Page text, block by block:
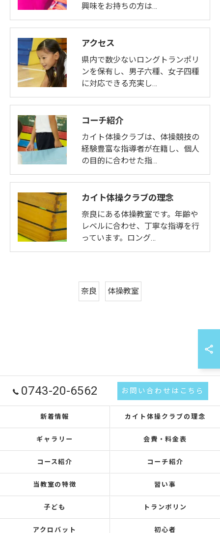
興味をお持ちの方は…
アクセス
県内で数少ないロングトランポリ
ンを保有し、男子六種、女子四種
に対応できる充実し…
コーチ紹介
カイト体操クラブは、体操競技の
経験豊富な指導者が在籍し、個人
の目的に合わせた指…
カイト体操クラブの理念
奈良にある体操教室です。年齢や
レベルに合わせ、丁寧な指導を行
っています。ロング…
奈良 体操教室
0743-20-6562 お問い合わせはこちら
新着情報 カイト体操クラブの理念
ギャラリー 会費・料金表
コース紹介 コーチ紹介
当教室の特徴 習い事
子ども トランポリン
アクロバット 初心者